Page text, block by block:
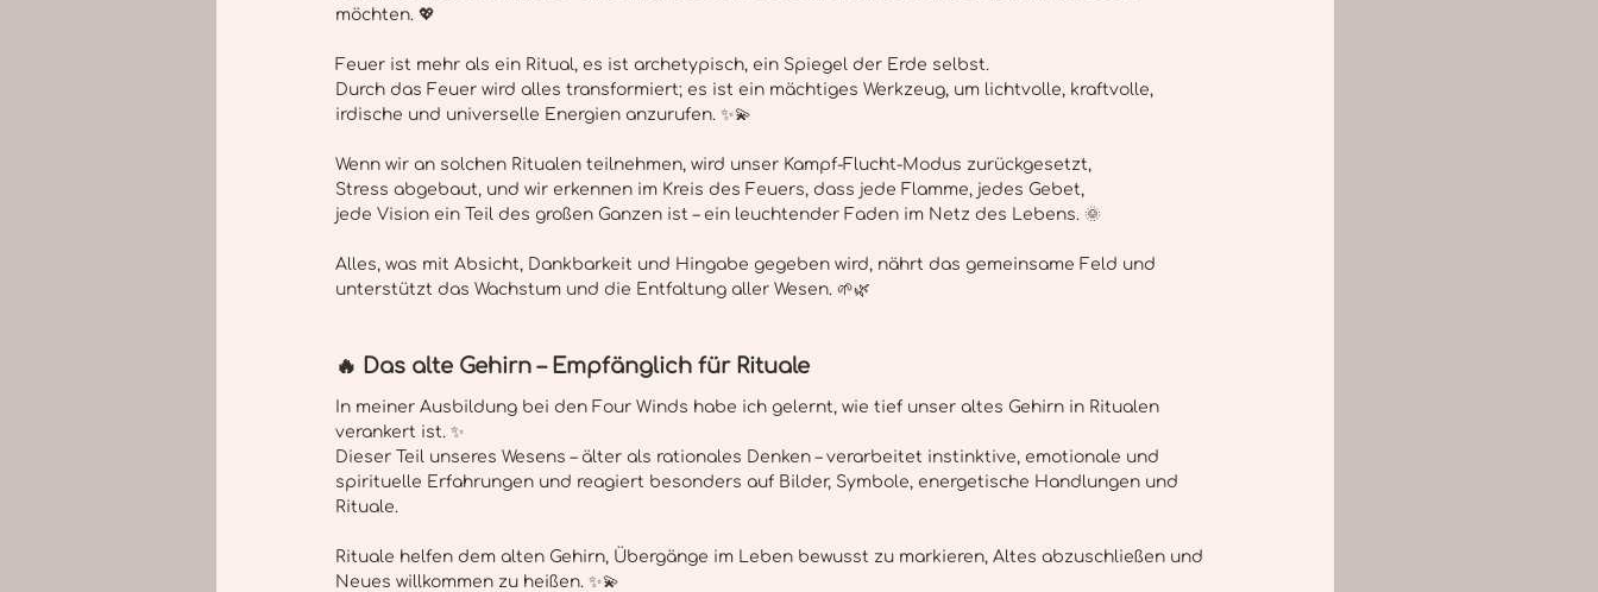
möchten. 💖
Feuer ist mehr als ein Ritual, es ist archetypisch, ein Spiegel der Erde selbst.
Durch das Feuer wird alles transformiert; es ist ein mächtiges Werkzeug, um lichtvolle, kraftvolle,
irdische und universelle Energien anzurufen. ✨💫
Wenn wir an solchen Ritualen teilnehmen, wird unser Kampf-Flucht-Modus zurückgesetzt,
Stress abgebaut, und wir erkennen im Kreis des Feuers, dass jede Flamme, jedes Gebet,
jede Vision ein Teil des großen Ganzen ist – ein leuchtender Faden im Netz des Lebens. 🌞
Alles, was mit Absicht, Dankbarkeit und Hingabe gegeben wird, nährt das gemeinsame Feld und
unterstützt das Wachstum und die Entfaltung aller Wesen. 🌱🌿
🔥 Das alte Gehirn – Empfänglich für Rituale
In meiner Ausbildung bei den Four Winds habe ich gelernt, wie tief unser altes Gehirn in Ritualen
verankert ist. ✨
Dieser Teil unseres Wesens – älter als rationales Denken – verarbeitet instinktive, emotionale und
spirituelle Erfahrungen und reagiert besonders auf Bilder, Symbole, energetische Handlungen und
Rituale.
Rituale helfen dem alten Gehirn, Übergänge im Leben bewusst zu markieren, Altes abzuschließen und
Neues willkommen zu heißen. ✨💫